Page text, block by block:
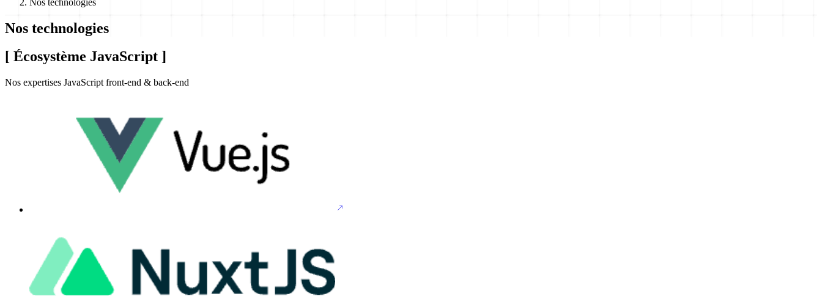
Nos technologies
[ Écosystème JavaScript ]
Nos expertises JavaScript front-end & back-end